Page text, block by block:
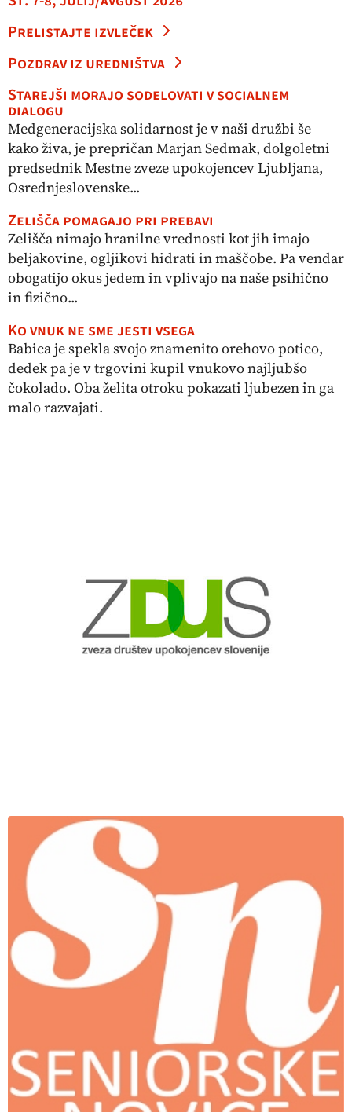
Prelistajte izvleček
Pozdrav iz uredništva
Starejši morajo sodelovati v socialnem
dialogu
Medgeneracijska solidarnost je v naši družbi še
kako živa, je prepričan Marjan Sedmak, dolgoletni
predsednik Mestne zveze upokojencev Ljubljana,
Osrednjeslovenske...
Zelišča pomagajo pri prebavi
Zelišča nimajo hranilne vrednosti kot jih imajo
beljakovine, ogljikovi hidrati in maščobe. Pa vendar
obogatijo okus jedem in vplivajo na naše psihično
in fizično...
Ko vnuk ne sme jesti vsega
Babica je spekla svojo znamenito orehovo potico,
dedek pa je v trgovini kupil vnukovo najljubšo
čokolado. Oba želita otroku pokazati ljubezen in ga
malo razvajati.